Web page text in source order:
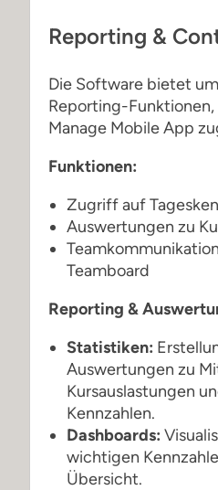
Reporting &
Die Software bietet
Reporting-
Manage Mobile App
Funktionen:
Zugriff auf
Auswertungen zu
Teamboard
Reporting &
Statistiken:
Auswertungen zu
Kursauslastungen
Kennzahlen.
Dashboards:
wichtigen
Übersicht.